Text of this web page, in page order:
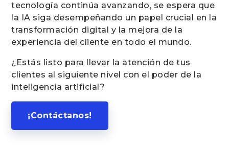
tecnología continúa avanzando, se espera que
la IA siga desempeñando un papel crucial en la
transformación digital y la mejora de la
experiencia del cliente en todo el mundo.
¿Estás listo para llevar la atención de tus
clientes al siguiente nivel con el poder de la
inteligencia artificial?
¡Contáctanos!